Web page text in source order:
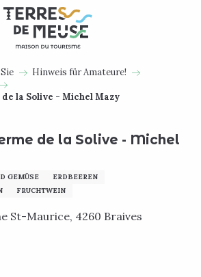
Hinweis für Amateure!
la Solive - Michel Mazy
de la Solive - Michel
GEMÜSE
ERDBEEREN
FRUCHTWEIN
St-Maurice, 4260 Braives
favoris